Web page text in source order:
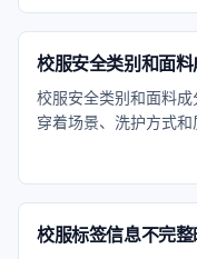
校服安全类别和面
校服安全类别和面料
穿着场景、洗护方式和
明这些字段，帮助交
校服标签信息不完